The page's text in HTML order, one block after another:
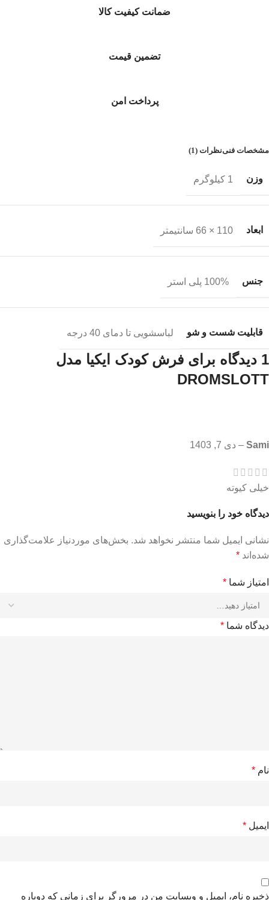
ضمانت کیفیت کالا
تضمین قیمت
پرداخت امن
مشخصات فنینظرات (1)
وزن 1 کیلوگرم
ابعاد 110 × 66 سانتیمتر
جنس 100% پلی استر
قابلیت شست و شو لباسشویی تا دمای 40 درجه
1 دیدگاه برای
فرش کودک ایکیا مدل
DROMSLOTT
Sami
– دی 7, 1403
خیلی کیوته
دیدگاه خود را بنویسید
نشانی ایمیل شما منتشر نخواهد شد. بخش‌های موردنیاز علامت‌گذاری
شده‌اند *
امتیاز شما *
دیدگاه شما *
نام *
ایمیل *
ذخیره نام، ایمیل و وبسایت من در مرورگر برای زمانی که دوباره